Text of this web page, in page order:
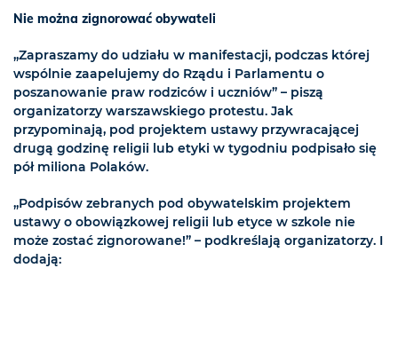
Nie można zignorować obywateli
„Zapraszamy do udziału w manifestacji, podczas której
wspólnie zaapelujemy do Rządu i Parlamentu o
poszanowanie praw rodziców i uczniów” – piszą
organizatorzy warszawskiego protestu. Jak
przypominają, pod projektem ustawy przywracającej
drugą godzinę religii lub etyki w tygodniu podpisało się
pół miliona Polaków.
„Podpisów zebranych pod obywatelskim projektem
ustawy o obowiązkowej religii lub etyce w szkole nie
może zostać zignorowane!” – podkreślają organizatorzy. I
dodają: